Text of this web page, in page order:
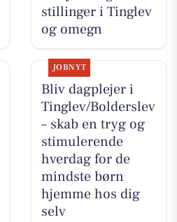
stillinger i Tinglev
og omegn
JOBNYT
Bliv dagplejer i
Tinglev/Bolderslev
– skab en tryg og
stimulerende
hverdag for de
mindste børn
hjemme hos dig
selv